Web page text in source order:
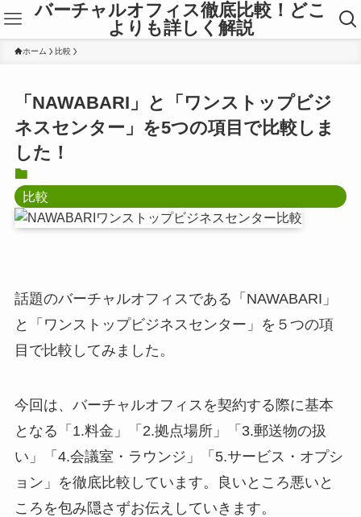
バーチャルオフィス徹底比較！どこ
よりも詳しく解説
ホーム 比較
「NAWABARI」と「ワンストップビジ
ネスセンター」を5つの項目で比較しま
した！
比較
話題のバーチャルオフィスである「NAWABARI」
と「ワンストップビジネスセンター」を５つの項
目で比較してみました。
今回は、バーチャルオフィスを契約する際に基本
となる「1.料金」「2.拠点場所」「3.郵送物の扱
い」「4.会議室・ラウンジ」「5.サービス・オプシ
ョン」を徹底比較しています。良いところ悪いと
ころを包み隠さずお伝えしていきます。